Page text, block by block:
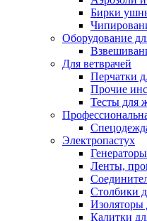
Бирки
Оборудование
Для ветврачей
Перчатки
Прочие
Тесты для
Электропастух
Генераторы
Ленты,
Столбики
Изоляторы
Калитки